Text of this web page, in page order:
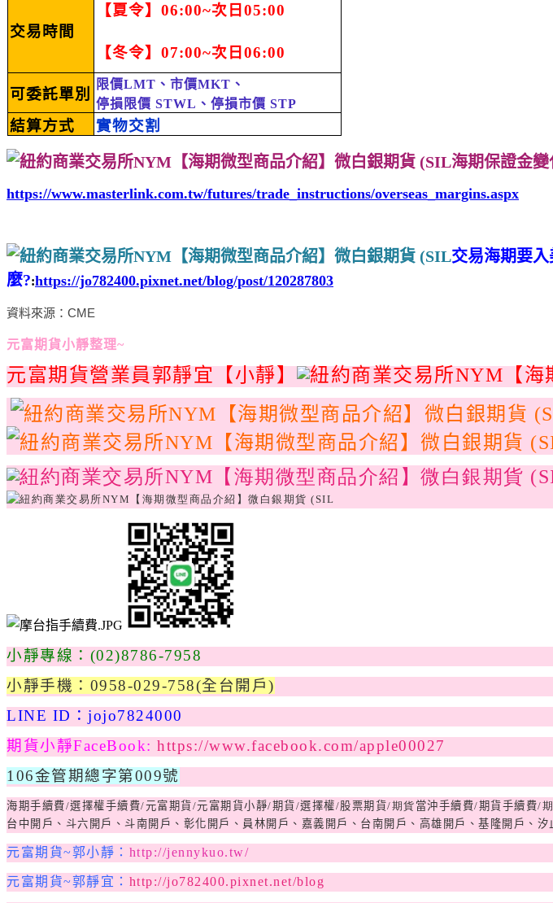
交易時間
【夏令】 06:00~次日 05:00
【冬令】 07:00~次日 06:00
可委託單別
限價LMT、市價MKT、
停損限價 STWL、停損市價 STP
結算方式 實物交割
海期保證金
https://www.masterlink.com.tw/futures/trade_instructions/overseas_margins.aspx
交易海期要
麼?:https://jo782400.pixnet.net/blog/post/120287803
資料來源：CME
元富期貨小靜整理~
元富期貨營業員郭靜宜【小靜】
小靜專線：(02)8786-7958
小靜手機：0958-029-758(全台開戶)
LINE ID：jojo7824000
期貨小靜FaceBook: https://www.facebook.com/apple00027
106金管期總字第009號
海期手續費/選擇權手續費/元富期貨/元富期貨小靜/期貨/選擇權/股票期貨/期貨 當沖手續費/期貨手續費/
台中開戶、斗六開戶、斗南開戶、彰化開戶、員林開戶、嘉義開戶、台南開戶、高雄開戶、基隆開戶、
元富期貨~郭小靜： http://jennykuo.tw/
元富期貨~郭靜宜： http://jo782400.pixnet.net/blog